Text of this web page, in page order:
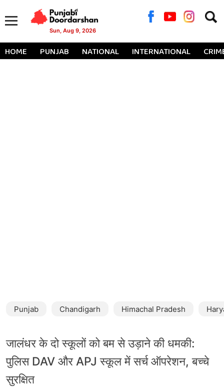
Sun, Aug 9, 2026
for:
HOME PUNJAB NATIONAL INTERNATIONAL
Punjab Chandigarh Himachal Pradesh
जालंधर के दो स्कूलों को बम से उड़ाने की धमकी:
पुलिस DAV और APJ स्कूल में सर्च ऑपरेशन, बच्चे
सुरक्षित